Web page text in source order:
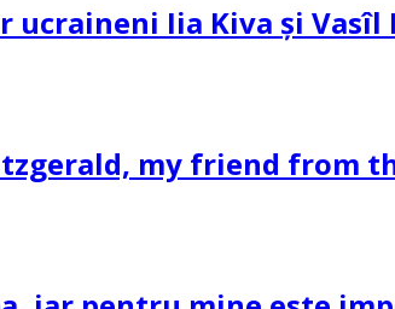
Iia Kiva și Vasîl
my friend from